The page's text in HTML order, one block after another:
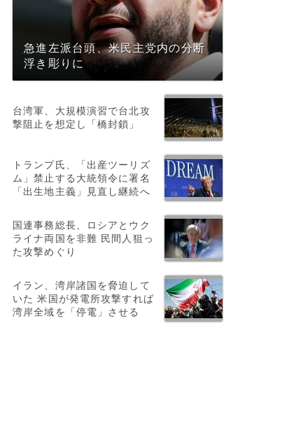
急進左派台頭、米民主党内の分断
浮き彫りに
台湾軍、大規模演習で台北攻
撃阻止を想定し「橋封鎖」
トランプ氏、「出産ツーリズ
ム」禁止する大統領令に署名
「出生地主義」見直し継続へ
国連事務総長、ロシアとウク
ライナ両国を非難 民間人狙っ
た攻撃めぐり
イラン、湾岸諸国を脅迫して
いた 米国が発電所攻撃すれば
湾岸全域を「停電」させる